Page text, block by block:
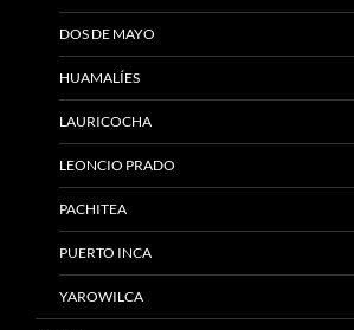
DOS DE MAYO
HUAMALÍES
LAURICOCHA
LEONCIO PRADO
PACHITEA
PUERTO INCA
YAROWILCA